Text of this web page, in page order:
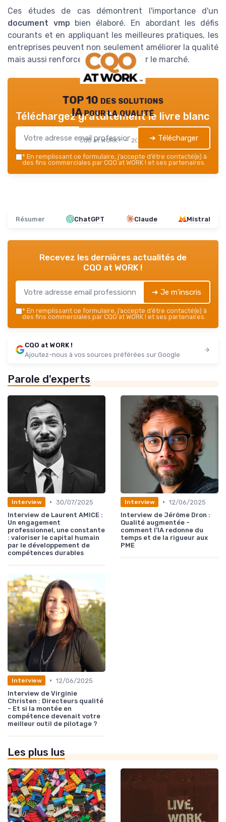
Ces études de cas démontrent l'importance d'un
document vmp bien élaboré. En abordant les défis
courants et en appliquant les meilleures pratiques, les
entreprises peuvent non seulement améliorer la qualité
mais aussi renforcer leur position sur le marché.
TOP 10 des solutions
IA pour la qualité
CQO at WORK ! — 2026
Téléchargez gratuitement le livre blanc
➔ Télécharger
* En remplissant ce formulaire, j’accepte d’être contacté(e) à
des fins commerciales par CQO at WORK ! et ses partenaires.
Résumer ChatGPT Claude Mistral
Recevez les dernières actualités de
CQO at WORK !
➔ Je m'inscris
* En remplissant ce formulaire, j’accepte d’être contacté(e) à
des fins commerciales par CQO at WORK ! et ses partenaires.
CQO at WORK !
Ajoutez-nous à vos sources préférées sur Google
Parole d'experts
Interview • 30/07/2025
Interview de Laurent AMICE :
Un engagement
professionnel, une constante
: valoriser le capital humain
par le développement de
compétences durables
Interview • 12/06/2025
Interview de Jérôme Dron :
Qualité augmentée -
comment l’IA redonne du
temps et de la rigueur aux
PME
Interview • 12/06/2025
Interview de Virginie
Christen : Directeurs qualité
- Et si la montée en
compétence devenait votre
meilleur outil de pilotage ?
Les plus lus